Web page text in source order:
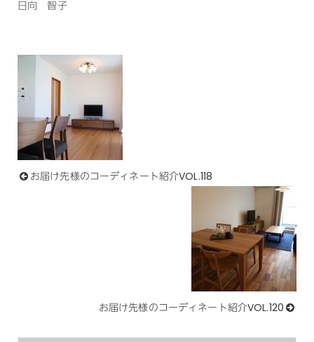
日向 智子
お届け先様のコーディネート紹介VOL.118
お届け先様のコーディネート紹介VOL.120